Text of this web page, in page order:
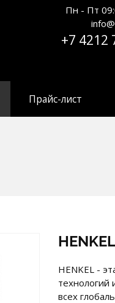
Пн - Пт
+7 4212
Прайс-лист
HENKEL
HENKEL -
технологий
всех